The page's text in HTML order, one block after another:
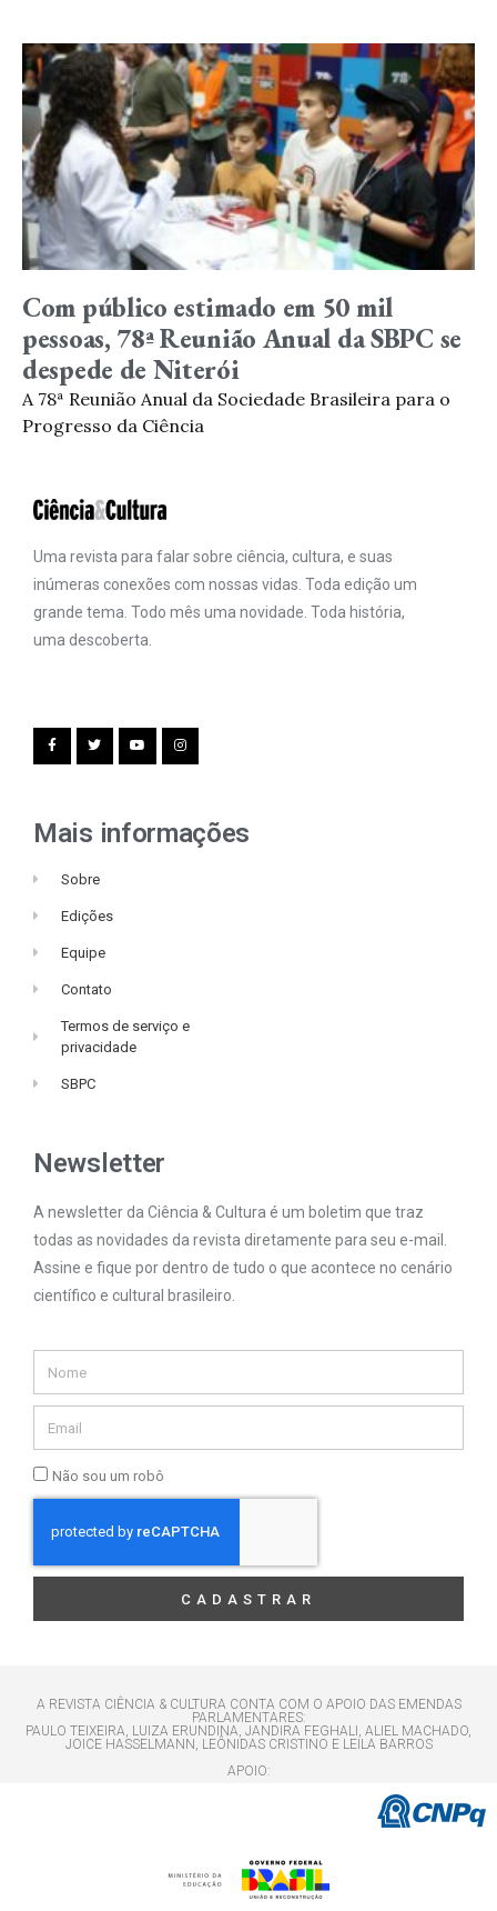
Com público estimado em 50 mil
pessoas, 78ª Reunião Anual da SBPC se
despede de Niterói
A 78ª Reunião Anual da Sociedade Brasileira para o
Progresso da Ciência
Uma revista para falar sobre ciência, cultura, e suas
inúmeras conexões com nossas vidas. Toda edição um
grande tema. Todo mês uma novidade. Toda história,
uma descoberta.
Mais informações
Sobre
Edições
Equipe
Contato
Termos de serviço e
privacidade
SBPC
Newsletter
A newsletter da Ciência & Cultura é um boletim que traz
todas as novidades da revista diretamente para seu e-mail.
Assine e fique por dentro de tudo o que acontece no cenário
científico e cultural brasileiro.
Não sou um robô
CADASTRAR
A REVISTA CIÊNCIA & CULTURA CONTA COM O APOIO DAS EMENDAS
PARLAMENTARES:
PAULO TEIXEIRA, LUIZA ERUNDINA, JANDIRA FEGHALI, ALIEL MACHADO,
JOICE HASSELMANN, LEÔNIDAS CRISTINO E LEILA BARROS
APOIO: